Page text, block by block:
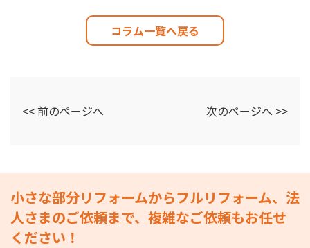
コラム一覧へ戻る
<< 前のページへ 次のページへ >>
小さな部分リフォームからフルリフォーム、法
人さまのご依頼まで、複雑なご依頼もお任せ
ください！